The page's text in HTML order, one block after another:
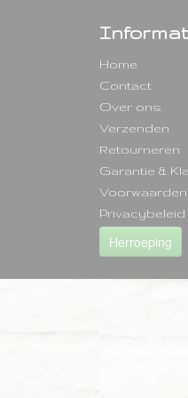
Home
Contact
Over ons
Verzenden
Retourneren
Garantie &
Voorwaarden
Privacybeleid
Herroeping